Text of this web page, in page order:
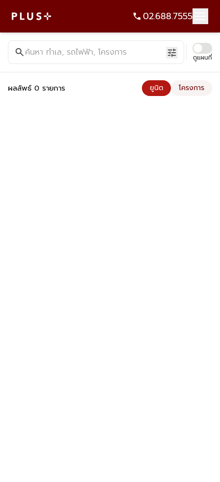
02.688.7555
ค้นหาคอนโด บ้าน ที่ดิน อาคารสำนักงาน ทั้งขายและเช่า - Plus
searchค้นหา ทำเล, รถไฟฟ้า, โครงการ tune ดูแผนที่
ผลลัพธ์ 0 รายการ ยูนิต โครงการ